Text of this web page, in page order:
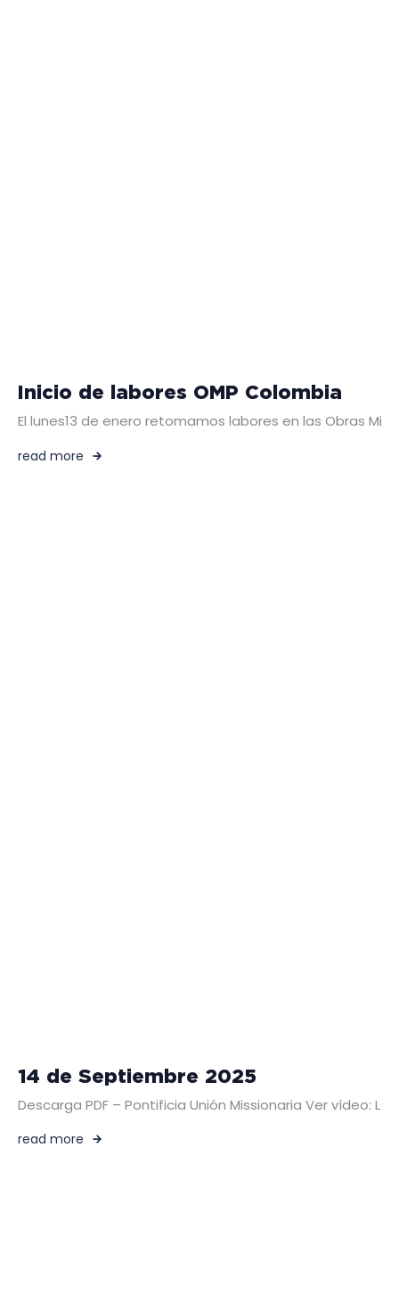
Inicio de labores OMP Colombia
El lunes13 de enero retomamos labores en las Obras
read more
14 de Septiembre 2025
Descarga PDF – Pontificia Unión Missionaria Ver vídeo:
read more